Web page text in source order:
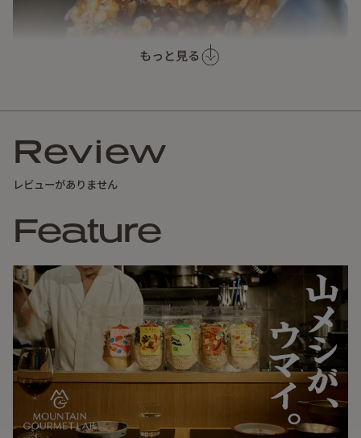
もっと見る
にんにくと生姜を効かせた“炸醤“（ザージャン）。
いわゆる肉味噌をベースに、唐辛子、花椒、紹興酒や黒酢を
ッシュでジューシーな酸味と甘味のトマトソースをペアリン
グ。別々に作った2種のソースを一緒にパッキングす
る“Double Entry System”の合体麻婆飯です。
はじめから一緒にソースにすることでは成し得ない、麻辣と
酸甘がそれぞれ際立つ豊かな食味を実現しました。豆腐も食
べごたえのある厚揚げを採用しています。
八ヶ岳の秀峰、天狗岳をイメージしてつくりました。
Review
レビューがありません
Feature